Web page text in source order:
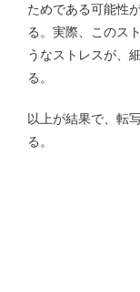
ためである可能性
る。実際、このス
うなストレスが、
る。
以上が結果で、転
る。